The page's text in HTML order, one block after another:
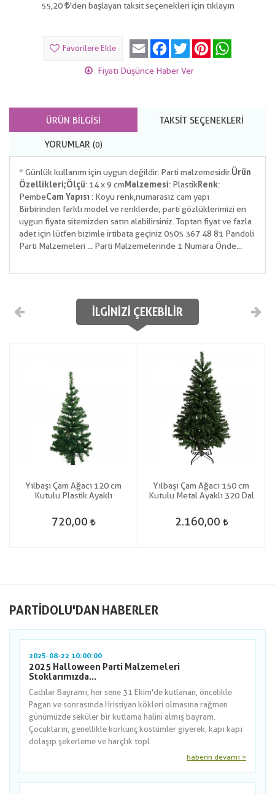
55,20 'den başlayan taksit seçenekleri için tıklayın
Favorilere Ekle Email Facebook
Twitter Pinterest
Fiyatı Düşünce Haber Ver
ÜRÜN BILGISI TAKSIT SEÇENEKLERI
YORUMLAR (0)
* Günlük kullanım için uygun değildir. Parti malzemesidir.Ürün
Özellikleri;Ölçü: 14 x 9 cm Malzemesi: Plastik Renk:
PembeCam Yapısı : Koyu renk,numarasız cam yapı
Birbirinden farklı model ve renklerde; parti gözlüklerimizi en
uygun fiyata sitemizden satın alabilirsiniz. Toptan fiyat ve fazla
adet için lütfen bizimle irtibata geçiniz 0505 367 48 81 Pandoli
Parti Malzemeleri ... Parti Malzemelerinde 1 Numara Önde...
İLGINIZI ÇEKEBILIR
Yılbaşı Çam Ağacı 120 cm
Kutulu Plastik Ayaklı
720,00
Yılbaşı Çam Ağacı 150 cm
Kutulu Metal Ayaklı 320 Dal
2.160,00
PARTIDOLU'DAN HABERLER
2025-08-22 10:00:00
2025 Halloween Parti Malzemeleri
Stoklarımızda...
Cadılar Bayramı, her sene 31 Ekim'de kutlanan, öncelikle
Pagan ve sonrasında Hristiyan kökleri olmasına rağmen
günümüzde seküler bir kutlama halini almış bayram.
Çocukların, genellikle korkunç kostümler giyerek, kapı kapı
dolaşıp şekerleme ve harçlık topl
haberin devamı >